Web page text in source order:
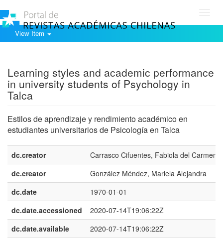
View Item
Learning styles and academic performance
in university students of Psychology in
Talca
Estilos de aprendizaje y rendimiento académico en
estudiantes universitarios de Psicología en Talca
dc.creator
Carrasco Cifuentes, Fabiola del Carmen
dc.creator
González Méndez, Mariela Alejandra
dc.date
1970-01-01
dc.date.accessioned
2020-07-14T19:06:22Z
dc.date.available
2020-07-14T19:06:22Z